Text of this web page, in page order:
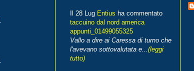
Il 28 Lug Entius ha commentato
taccuino dal nord america
appunti_01499055325
Vallo a dire ai Caressa di turno che
l'avevano sottovalutata e...(leggi
tutto)